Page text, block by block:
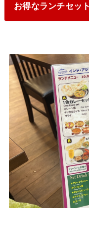
お得なランチセット